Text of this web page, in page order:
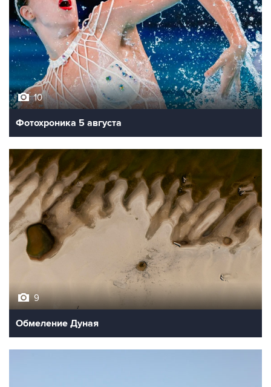
10
Фотохроника 5 августа
9
Обмеление Дуная